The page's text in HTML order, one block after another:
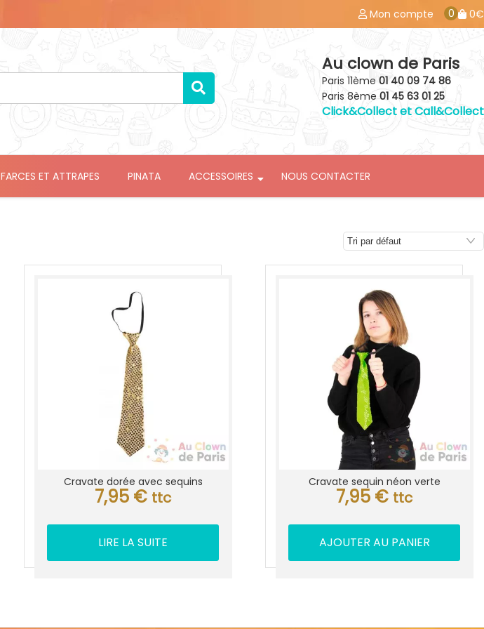
Mon compte 0 0€
Au clown de Paris
Paris 11ème 01 40 09 74 86
Paris 8ème 01 45 63 01 25
Click&Collect et Call&Collect
FARCES ET ATTRAPES PINATA ACCESSOIRES NOUS CONTACTER
Cravate dorée avec sequins
7,95 € ttc
LIRE LA SUITE
Cravate sequin néon verte
7,95 € ttc
AJOUTER AU PANIER